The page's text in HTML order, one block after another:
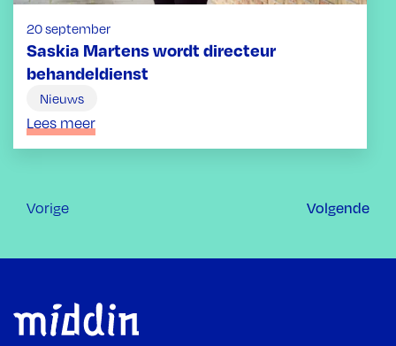
Saskia Martens wordt directeur
behandeldienst
20 september
Nieuws
Lees meer
Vorige Volgende
Footer